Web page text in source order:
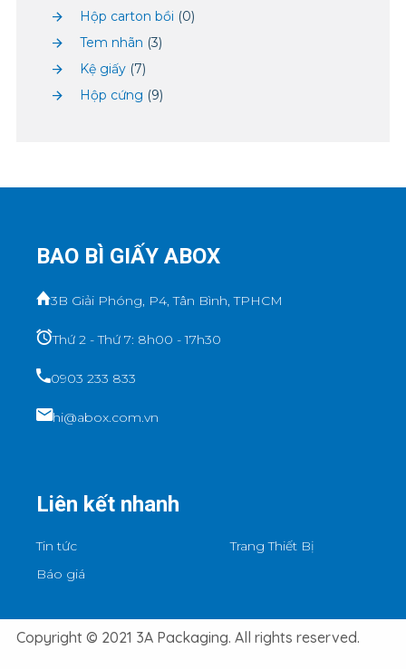
Hộp carton bồi (0)
Tem nhãn (3)
Kệ giấy (7)
Hộp cứng (9)
BAO BÌ GIẤY ABOX
3B Giải Phóng, P4, Tân Bình, TPHCM
Thứ 2 - Thứ 7: 8h00 - 17h30
0903 233 833
hi@abox.com.vn
Liên kết nhanh
Tin tức
Trang Thiết Bị
Báo giá
Copyright © 2021 3A Packaging. All rights reserved.